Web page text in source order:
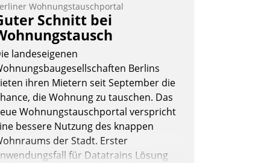
Wohnungstauschportal
Schnitt bei
landeseigenen
Berlins
ihren Mietern seit September die
die Wohnung zu tauschen. Das
Wohnungstauschportal verspricht
bessere Nutzung des knappen
der Stadt. Erster
für Datatrains Lösung